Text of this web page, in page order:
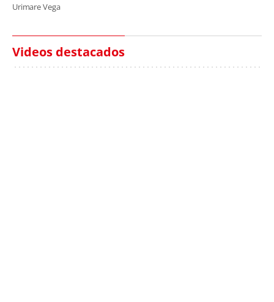
Urimare Vega
Videos destacados